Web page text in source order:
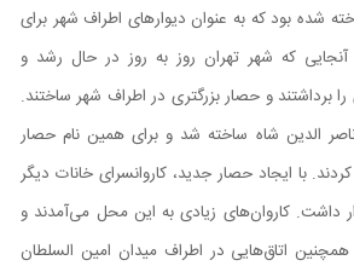
شده بود که به عنوان دیوار‌های اطراف شهر برای
که شهر تهران روز به روز در حال رشد و
و حصار بزرگتری در اطراف شهر ساختند.
الدین شاه ساخته شد و برای همین نام حصار
با ایجاد حصار جدید، کاروانسرای خانات دیگر
داشت. کاروان‌های زیادی به این محل می‌آمدند و
اتاق‌هایی در اطراف میدان امین السلطان